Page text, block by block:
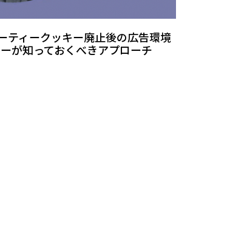
ティークッキー廃止後の広告環境
が知っておくべきアプローチ